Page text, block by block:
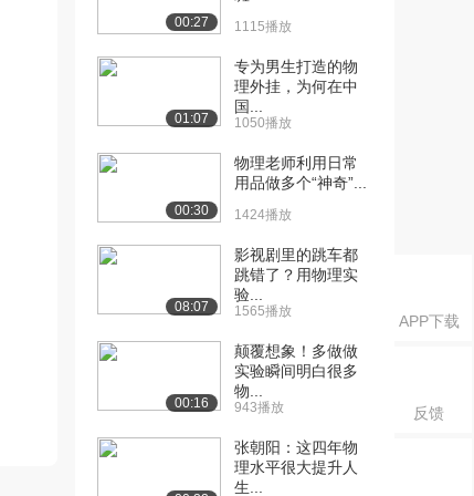
APP下载
反馈
00:27 1115播放
01:07
专为男生打造的物
理外挂，为何在中
国...
1050播放
00:30
物理老师利用日常
用品做多个“神奇”...
1424播放
08:07
影视剧里的跳车都
跳错了？用物理实
验...
1565播放
00:16
颠覆想象！多做做
实验瞬间明白很多
物...
943播放
张朝阳：这四年物
理水平很大提升人
生...